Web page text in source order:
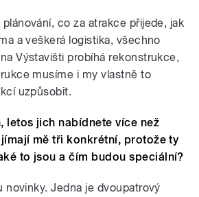
co za atrakce přijede, jak
a veškerá logistika, všechno
Výstavišti probíhá rekonstrukce,
musíme i my vlastně to
uzpůsobit.
letos jich nabídnete více než
mě tři konkrétní, protože ty
to jsou a čím budou speciální?
novinky. Jedna je dvoupatrový